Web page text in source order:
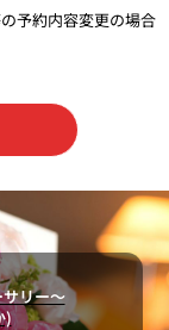
予約内容変更の場合
リー～
)